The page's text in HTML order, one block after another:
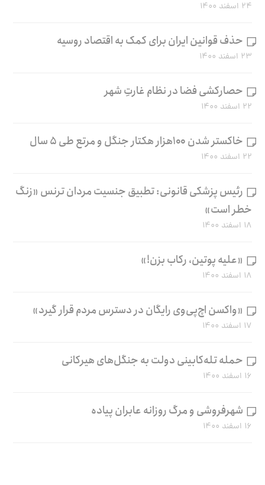
۲۴ اسفند ۱۴۰۰
حذف قوانین ایران برای کمک به اقتصاد روسیه
۲۳ اسفند ۱۴۰۰
حصارکشی فضا در نظام غارتِ شهر
۲۲ اسفند ۱۴۰۰
خاکستر شدن ۱۰۰هزار هکتار جنگل و مرتع طی ۵ سال
۲۲ اسفند ۱۴۰۰
رئیس پزشکی قانونی: تطبیق جنسیت مردان ترنس «زنگ
خطر است»
۱۸ اسفند ۱۴۰۰
«علیه پوتین، رکاب بزن!»
۱۸ اسفند ۱۴۰۰
«واکسن اچ‌پی‌وی رایگان در دسترس مردم قرار گیرد»
۱۷ اسفند ۱۴۰۰
حمله تله‌کابینی دولت به جنگل‌های هیرکانی
۱۶ اسفند ۱۴۰۰
شهرفروشی و مرگ روزانه عابران پیاده
۱۶ اسفند ۱۴۰۰